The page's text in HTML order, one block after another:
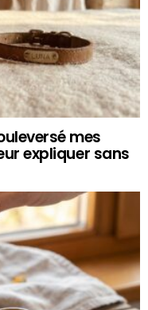
mes
expliquer sans